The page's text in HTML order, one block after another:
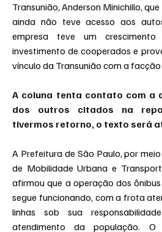
Transunião, Anderson Minichillo,
ainda não teve acesso aos
empresa teve um
investimento de cooperados e
vínculo da Transunião com a
A coluna tenta contato com a
dos outros citados na
tivermos retorno, o texto será
A Prefeitura de São Paulo, por
de Mobilidade Urbana e
afirmou que a operação dos
segue funcionando, com a frota
linhas sob sua
atendimento da população.